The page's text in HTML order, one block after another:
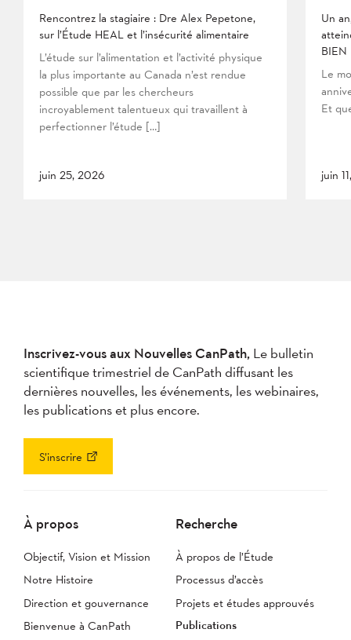
Rencontrez la stagiaire : Dre Alex Pepetone,
sur l’Étude HEAL et l’insécurité alimentaire
L’étude sur l’alimentation et l’activité physique
la plus importante au Canada n’est rendue
possible que par les chercheurs
incroyablement talentueux qui travaillent à
perfectionner l’étude […]
juin 25, 2026
Un
BIEN
Le
Et
juin
Inscrivez-vous aux Nouvelles CanPath, Le bulletin
scientifique trimestriel de CanPath diffusant les
dernières nouvelles, les événements, les webinaires,
les publications et plus encore.
S’inscrire
À propos
Objectif, Vision et Mission
Notre Histoire
Direction et gouvernance
Bienvenue à CanPath
Recherche
À propos de l’Étude
Processus d’accès
Projets et études approuvés
Publications